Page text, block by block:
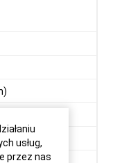
usług,
przez nas